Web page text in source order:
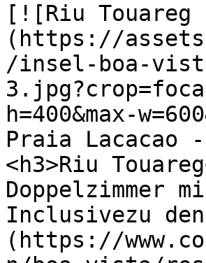
[![Riu Touareg
(https://
/insel-boa-
h=400&max-
Praia
<h3>Riu
Inclusivezu
(https://